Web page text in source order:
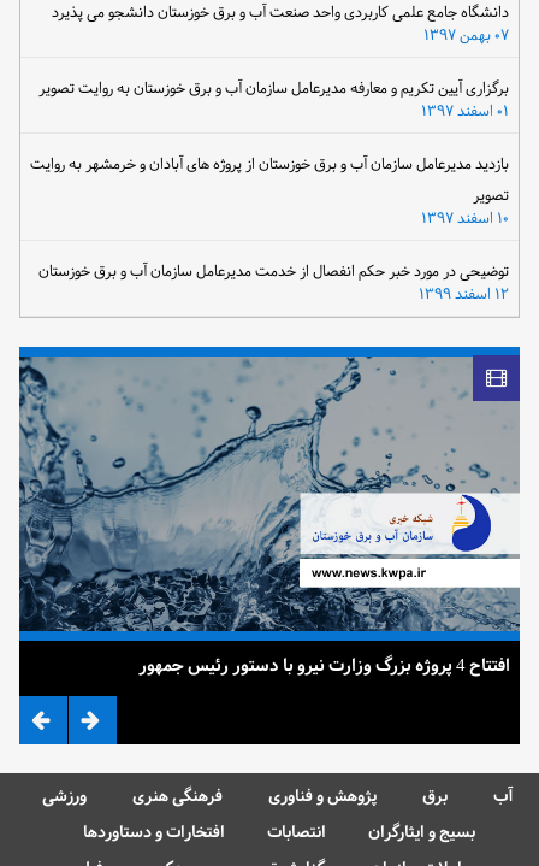
دانشگاه جامع علمی کاربردی واحد صنعت آب و برق خوزستان دانشجو می پذیرد
برگزاری آیین تکریم و معارفه مدیرعامل سازمان آب و برق خوزستان به روایت تصویر
بازدید مدیرعامل سازمان آب و برق خوزستان از پروژه های آبادان و خرمشهر به روایت
تصویر
توضیحی در مورد خبر حکم انفصال از خدمت مدیرعامل سازمان آب و برق خوزستان
افتتاح 4 پروژه بزرگ وزارت نیرو با دستور رئیس جمهور
آب برق پژوهش و فناوری فرهنگی هنری
ورزشی
بسیج و ایثارگران
انتصابات
افتخارات و دستاوردها